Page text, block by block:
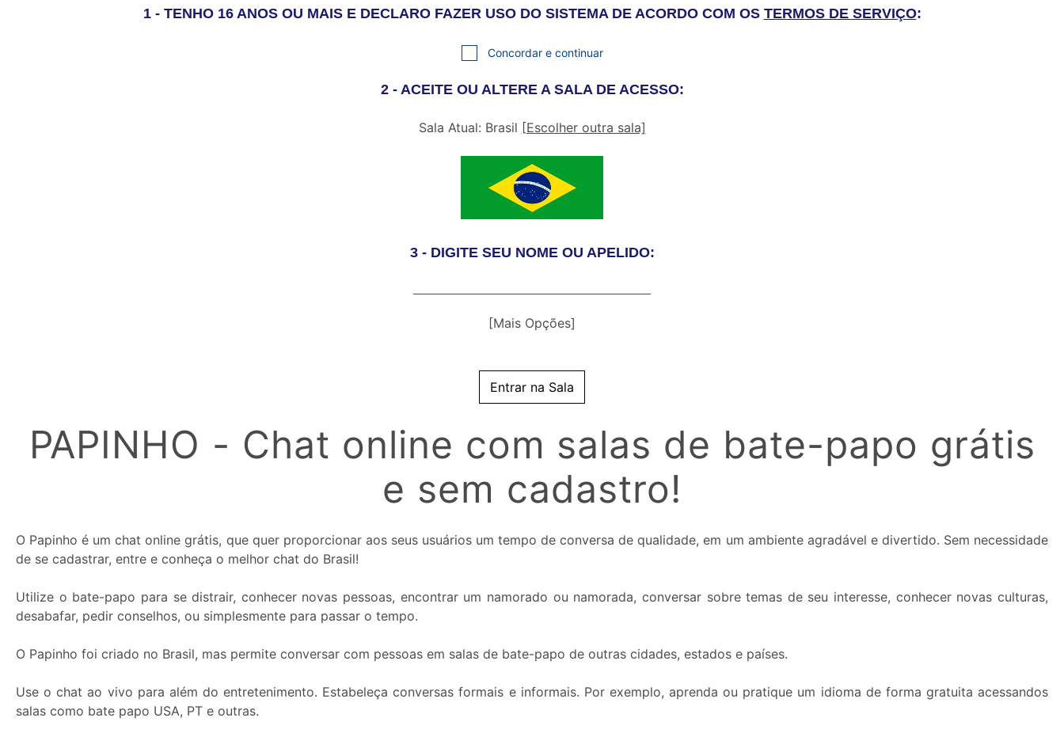
1 - TENHO 16 ANOS OU MAIS E DECLARO FAZER USO DO SISTEMA DE ACORDO COM OS TERMOS DE SERVIÇO:
Concordar e continuar
2 - ACEITE OU ALTERE A SALA DE ACESSO:
Sala Atual: Brasil [Escolher outra sala]
3 - DIGITE SEU NOME OU APELIDO:
[Mais Opções]
Entrar na Sala
PAPINHO - Chat online com salas de bate-papo grátis
e sem cadastro!
O Papinho é um chat online grátis, que quer proporcionar aos seus usuários um tempo de conversa de qualidade, em um ambiente agradável e divertido. Sem necessidade
de se cadastrar, entre e conheça o melhor chat do Brasil!
Utilize o bate-papo para se distrair, conhecer novas pessoas, encontrar um namorado ou namorada, conversar sobre temas de seu interesse, conhecer novas culturas,
desabafar, pedir conselhos, ou simplesmente para passar o tempo.
O Papinho foi criado no Brasil, mas permite conversar com pessoas em salas de bate-papo de outras cidades, estados e países.
Use o chat ao vivo para além do entretenimento. Estabeleça conversas formais e informais. Por exemplo, aprenda ou pratique um idioma de forma gratuita acessandos
salas como bate papo USA, PT e outras.